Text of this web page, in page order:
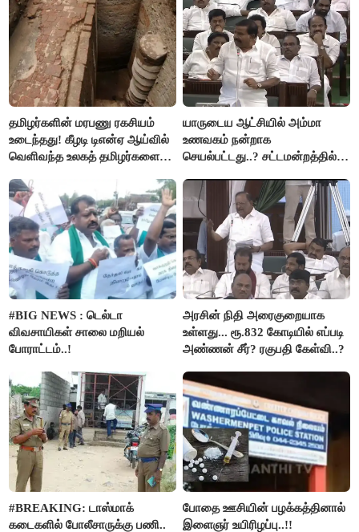
தமிழர்களின் மரபணு ரகசியம்
உடைந்தது! கீழடி டிஎன்ஏ ஆய்வில்
வெளிவந்த உலகத் தமிழர்களை
யாருடைய ஆட்சியில் அம்மா
உணவகம் நன்றாக
செயல்பட்டது..? சட்டமன்றத்தில்
#BIG NEWS : டெல்டா
விவசாயிகள் சாலை மறியல்
போராட்டம்..!
அரசின் நிதி அரைகுறையாக
உள்ளது... ரூ.832 கோடியில் எப்படி
அண்ணன் சீர்? ரகுபதி கேள்வி..?
#BREAKING: டாஸ்மாக்
கடைகளில் போலீசாருக்கு பணி..
போதை ஊசியின் பழக்கத்தினால்
இளைஞர் உயிரிழப்பு..!!